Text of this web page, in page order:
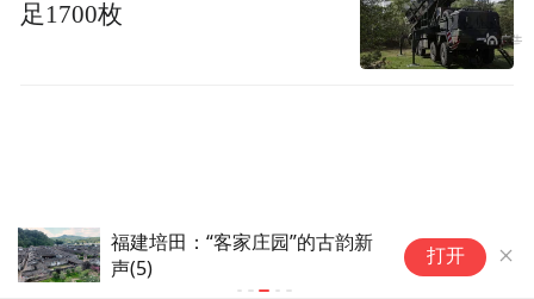
星月之国照亮文旅新程：土耳其
获评文旅品牌国际论坛“甄选海
打开
足1700枚